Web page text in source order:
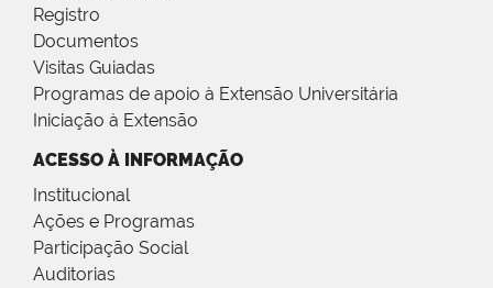
Registro
Documentos
Visitas Guiadas
Programas de apoio à Extensão Universitária
Iniciação à Extensão
ACESSO À INFORMAÇÃO
Institucional
Ações e Programas
Participação Social
Auditorias